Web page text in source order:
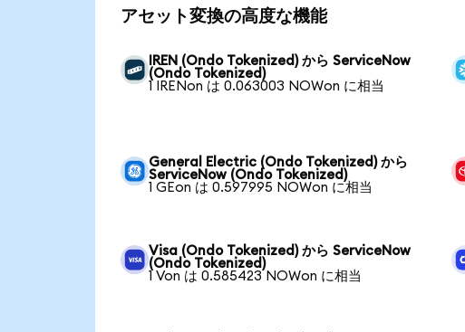
アセット変換の高度な機能
IREN (Ondo Tokenized) から ServiceNow
(Ondo Tokenized)
1 IRENon は 0.063003 NOWon に相当
General Electric (Ondo Tokenized) から
ServiceNow (Ondo Tokenized)
1 GEon は 0.597995 NOWon に相当
Visa (Ondo Tokenized) から ServiceNow
(Ondo Tokenized)
1 Von は 0.585423 NOWon に相当